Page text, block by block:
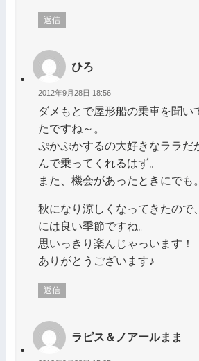
返信
ひろ
2012年9月28日 18:56
ダメもとで屋形船の乗車を聞い
たですね～。
ぷかぷかするの大好きなララだ
んで乗ってくれるはず。
また、機会があったときにでも。
秋になり涼しくなってきたので
には良い季節ですね。
思いっきり楽んじゃっいます！
ありがとうございます♪
返信
ラピス＆ノアールまま